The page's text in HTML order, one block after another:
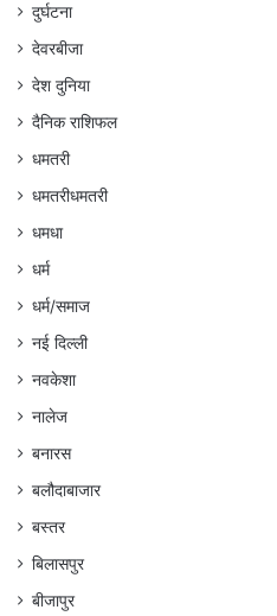
दुर्घटना
देवरबीजा
देश दुनिया
दैनिक राशिफल
धमतरी
धमतरीधमतरी
धमधा
धर्म
धर्म/समाज
नई दिल्ली
नवकेशा
नालेज
बनारस
बलौदाबाजार
बस्तर
बिलासपुर
बीजापुर